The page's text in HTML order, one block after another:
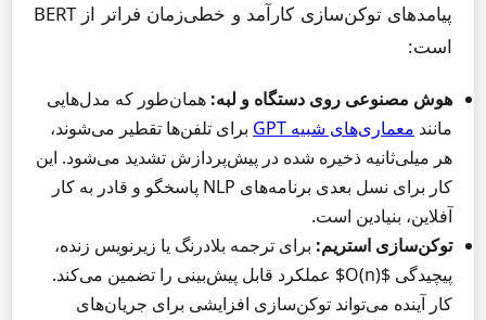
پیامدهای توکن‌سازی کارآمد و خطی‌زمان فراتر از BERT
است:
هوش مصنوعی روی دستگاه و لبه: همان‌طور که مدل‌هایی
مانند معماری‌های شبیه GPT
برای تلفن‌ها تقطیر می‌شوند،
هر میلی‌ثانیه ذخیره شده در پیش‌پردازش تشدید می‌شود. این
کار برای نسل بعدی برنامه‌های NLP پاسخگو و قادر به کار
آفلاین، بنیادین است.
توکن‌سازی استریم: برای ترجمه بلادرنگ یا زیرنویس زنده،
پیچیدگی $O(n)$ عملکرد قابل پیش‌بینی را تضمین می‌کند.
کار آینده می‌تواند توکن‌سازی افزایشی برای جریان‌های